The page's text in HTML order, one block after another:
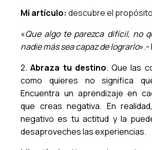
Mi artículo: descubre el
«Que algo te parezca difícil, no
nadie más sea capaz de lograrlo».-
2.Abraza tu destino. Que las
como quieres no significa
Encuentra un aprendizaje en
que creas negativa. En
negativo es tu actitud y la
desaproveches las experiencias.